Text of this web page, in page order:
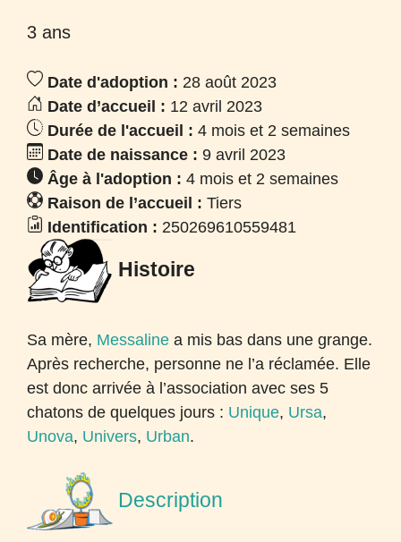
3 ans
Date d'adoption : 28 août 2023
Date d’accueil : 12 avril 2023
Durée de l'accueil : 4 mois et 2 semaines
Date de naissance : 9 avril 2023
Âge à l'adoption : 4 mois et 2 semaines
Raison de l’accueil : Tiers
Identification : 250269610559481
Histoire
Sa mère, Messaline a mis bas dans une grange.
Après recherche, personne ne l’a réclamée. Elle
est donc arrivée à l’association avec ses 5
chatons de quelques jours : Unique, Ursa,
Unova, Univers, Urban.
Description